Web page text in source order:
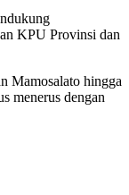
KPU Provinsi dan
Mamosalato hingga
menerus dengan